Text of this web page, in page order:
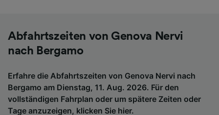
Abfahrtszeiten von Genova Nervi
nach Bergamo
Erfahre die Abfahrtszeiten von Genova Nervi nach
Bergamo am Dienstag, 11. Aug. 2026. Für den
vollständigen Fahrplan oder um spätere Zeiten oder
Tage anzuzeigen, klicken Sie hier.